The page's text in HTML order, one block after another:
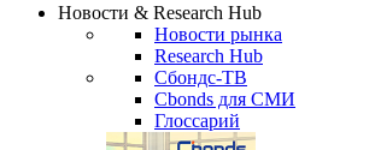
Новости & Research Hub
Новости рынка
Research Hub
Сбондс-ТВ
Cbonds для СМИ
Глоссарий